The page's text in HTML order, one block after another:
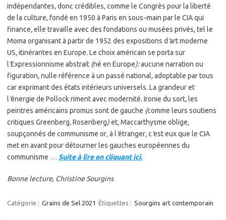
indépendantes,donc crédibles,comme le Congrès pour la liberté
de la culture,fondé en 1950 à Paris en sous–main par le CIA qui
finance,elle travaille avec des fondations ou musées privés,tel le
Moma organisant à partir de 1952 des expositions d ’art moderne
US,itinérantes en Europe.Le choix américain se porta sur
l’Expressionnisme abstrait (né en Europe):aucune narration ou
figuration,nulle référence à un passé national,adoptable par tous
car exprimant des états intérieurs universels.La grandeur et
l’énergie de Pollock riment avec modernité.Ironie du sort, les
peintres américains promus sont de gauche (comme leurs soutiens
critiques Greenberg,Rosenberg)et,Maccarthysme oblige,
soupçonnés de communisme or,à l’étranger,c’est eux que le CIA
met en avant pour détourner les gauches européennes du
communisme … Suite à lire en cliquant ici.
Bonne lecture, Christine Sourgins
Catégorie : Grains de Sel 2021 Étiquettes : Sourgins art contemporain